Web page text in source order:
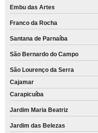
Embu das Artes
Franco da Rocha
Santana de Parnaíba
São Bernardo do Campo
São Lourenço da Serra
Cajamar
Carapicuíba
Jardim Maria Beatriz
Jardim das Belezas